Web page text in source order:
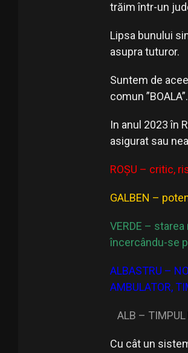
trăim într-un
Lipsa bunului
asupra tuturor.
Suntem de
comun ”BOALA”.
In anul 2023 în
asigurat sau
ROȘU – critic,
GALBEN –
VERDE –
încercându-se
ALBASTRU –
AMBULATOR,
ALB – TIMPUL
Cu cât un